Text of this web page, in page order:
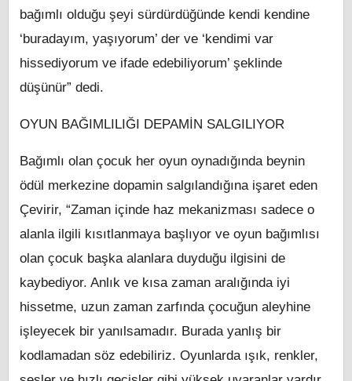
bağımlı olduğu şeyi sürdürdüğünde kendi kendine
‘buradayım, yaşıyorum’ der ve ‘kendimi var
hissediyorum ve ifade edebiliyorum’ şeklinde
düşünür” dedi.
OYUN BAĞIMLILIĞI DEPAMİN SALGILIYOR
Bağımlı olan çocuk her oyun oynadığında beynin
ödül merkezine dopamin salgılandığına işaret eden
Çevirir, “Zaman içinde haz mekanizması sadece o
alanla ilgili kısıtlanmaya başlıyor ve oyun bağımlısı
olan çocuk başka alanlara duyduğu ilgisini de
kaybediyor. Anlık ve kısa zaman aralığında iyi
hissetme, uzun zaman zarfında çocuğun aleyhine
işleyecek bir yanılsamadır. Burada yanlış bir
kodlamadan söz edebiliriz. Oyunlarda ışık, renkler,